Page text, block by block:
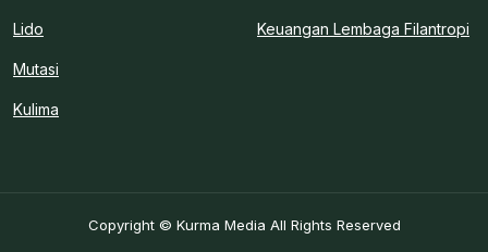
Lido
Mutasi
Kulima
Keuangan Lembaga Filantropi
Copyright © Kurma Media All Rights Reserved